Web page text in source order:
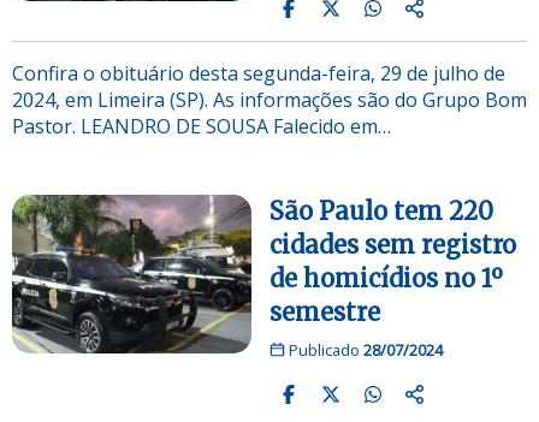
Confira o obituário desta segunda-feira, 29 de julho de
2024, em Limeira (SP). As informações são do Grupo Bom
Pastor. LEANDRO DE SOUSA Falecido em…
São Paulo tem 220
cidades sem registro
de homicídios no 1º
semestre
Publicado 28/07/2024